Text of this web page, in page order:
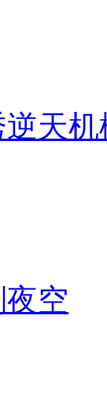
天机
空